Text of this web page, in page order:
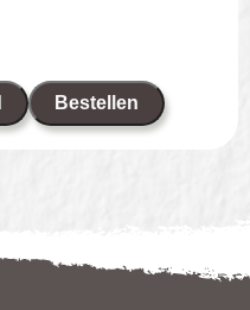
Bestellen